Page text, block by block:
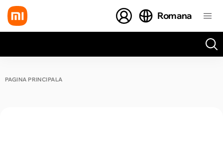
Romana
PAGINA PRINCIPALĂ